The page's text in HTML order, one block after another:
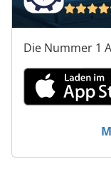
Die Nummer 1